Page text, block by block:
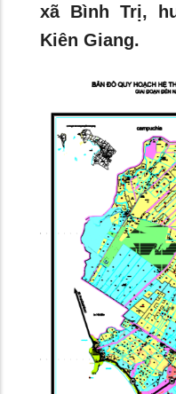
xã Bình Trị,
Kiên Giang.